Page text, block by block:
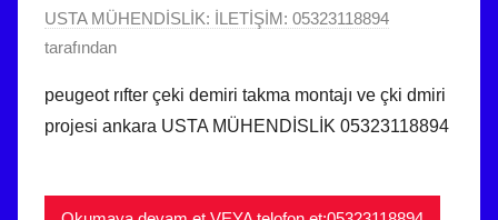
e
g
n
d
r
1
Ş
b
a
2
USTA MÜHENDİSLİK: İLETİŞİM: 05323118894
tarafından
peugeot rıfter çeki demiri takma montajı ve çki dmiri
projesi ankara USTA MÜHENDİSLİK 05323118894